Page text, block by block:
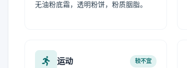
无油粉底霜，透明粉饼，粉质胭脂。
运动 较不宜